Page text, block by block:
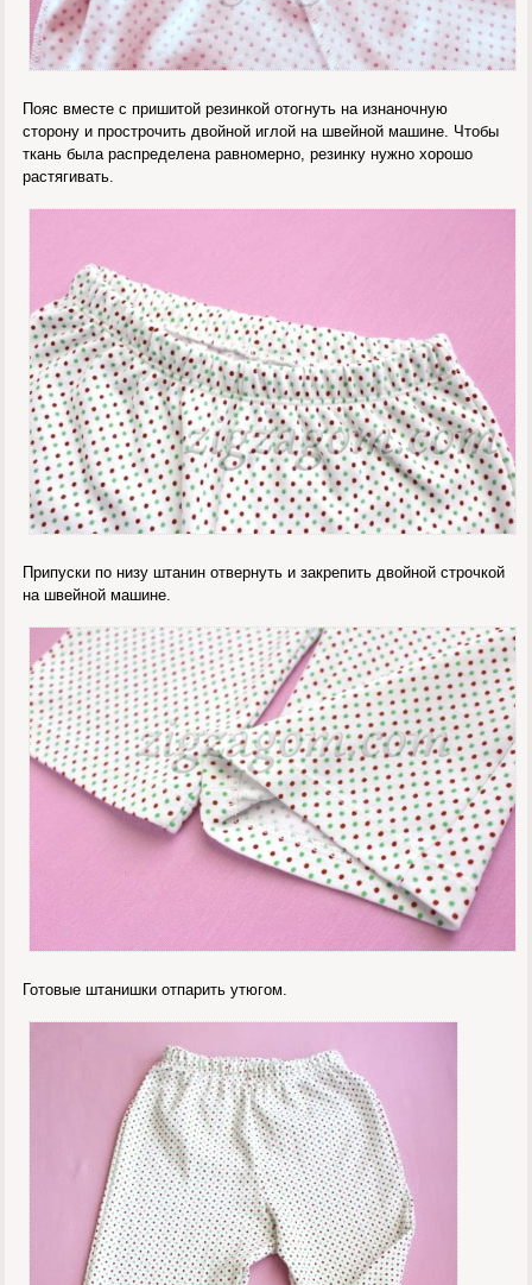
Пояс вместе с пришитой резинкой отогнуть на изнаночную
сторону и прострочить двойной иглой на швейной машине. Чтобы
ткань была распределена равномерно, резинку нужно хорошо
растягивать.
Припуски по низу штанин отвернуть и закрепить двойной строчкой
на швейной машине.
Готовые штанишки отпарить утюгом.